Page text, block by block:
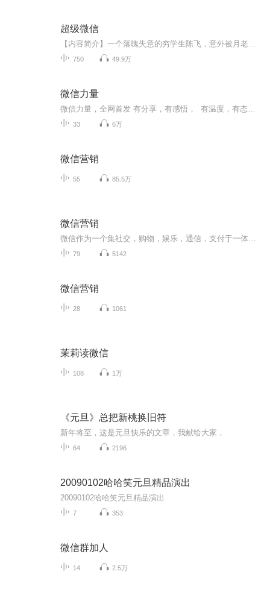
超级微信
750 49.9万
微信力量
33 6万
微信营销
55 85.5万
微信营销
79 5142
微信营销
28 1061
茉莉读微信
108 1万
《元旦》总把新桃换旧符
新年将至，这是元旦快乐的文章，我献给大家，
64 2196
20090102哈哈笑元旦精品演出
20090102哈哈笑元旦精品演出
7 353
微信群加人
14 2.5万